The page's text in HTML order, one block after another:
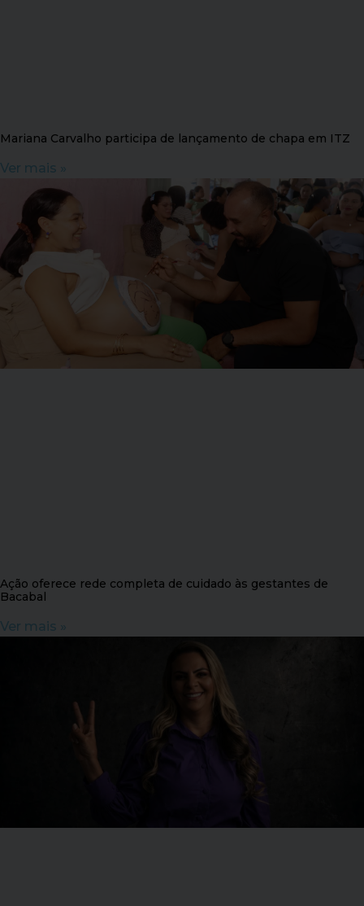
Mariana Carvalho participa de lançamento de chapa em ITZ
Ver mais »
Ação oferece rede completa de cuidado às gestantes de
Bacabal
Ver mais »